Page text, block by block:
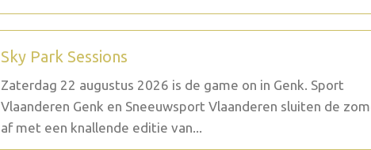
Sky Park Sessions
Zaterdag 22 augustus 2026 is de game on in Genk. Sport
Vlaanderen Genk en Sneeuwsport Vlaanderen sluiten de
af met een knallende editie van...